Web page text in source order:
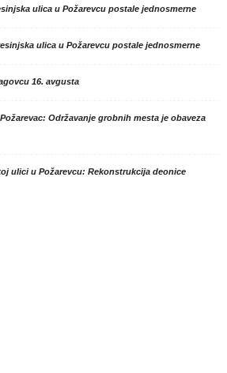
ulica u Požarevcu postale jednosmerne
ulica u Požarevcu postale jednosmerne
16. avgusta
Održavanje grobnih mesta je obaveza
ulici u Požarevcu: Rekonstrukcija deonice